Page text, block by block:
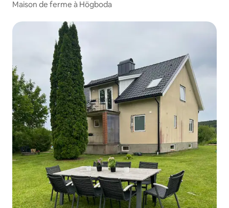
Maison de ferme à Högboda